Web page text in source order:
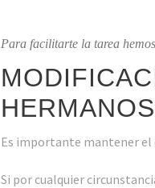
Para facilitarte la tarea
HERMANOS
Es importante mantener
Si por cualquier